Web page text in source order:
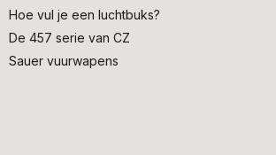
Hoe vul je een luchtbuks?
De 457 serie van CZ
Sauer vuurwapens